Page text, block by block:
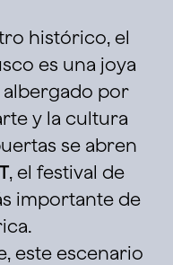
histórico, el
es una joya
por
y la cultura
se abren
, el festival de
importante de
este escenario